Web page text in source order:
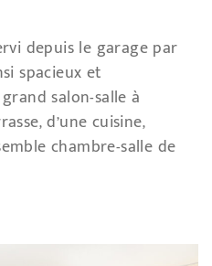
depuis le garage par
spacieux et
salon-salle à
d’une cuisine,
chambre-salle de